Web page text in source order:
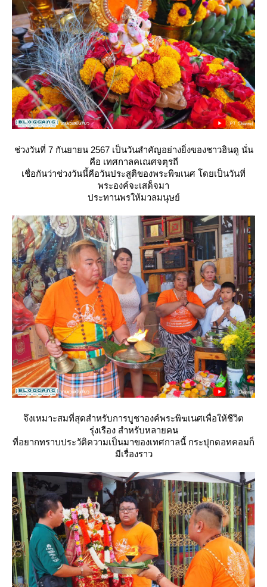
ช่วงวันที่ 7 กันยายน 2567 เป็นวันสำคัญอย่างยิ่งของชาวฮินดู นั่น
คือ เทศกาลคเณศจตุรถี
เชื่อกันว่าช่วงวันนี้คือวันประสูติของพระพิฆเนศ โดยเป็นวันที่
พระองค์จะเสด็จมา
ประทานพรให้มวลมนุษย์
จึงเหมาะสมที่สุดสำหรับการบูชาองค์พระพิฆเนศเพื่อให้ชีวิต
รุ่งเรือง สำหรับหลายคน
ที่อยากทราบประวัติความเป็นมาของเทศกาลนี้ กระปุกดอทคอมก็
มีเรื่องราว